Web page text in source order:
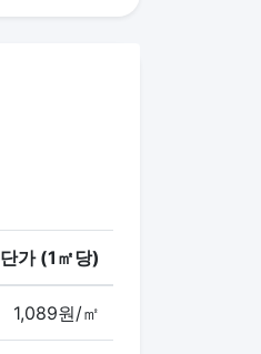
단가 (1㎡당)
1,089원/㎡